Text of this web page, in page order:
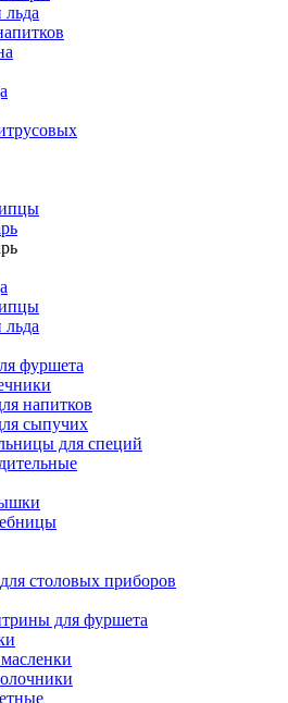
льда
льда
фуршета
напитков
сыпучих
для специй
столовых приборов
для фуршета